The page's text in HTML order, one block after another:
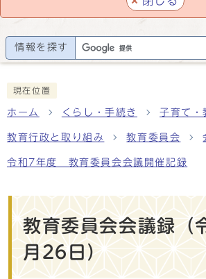
情報を探す
現在位置
ホーム くらし・手続き 子育て・
教育行政と取り組み 教育委員会
令和7年度 教育委員会会議開催記録
教育委員会会議録（
月26日）